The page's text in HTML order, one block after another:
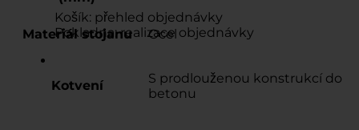
Košík: přehled objednávky
Pokladna: realizace objednávky
Materiál stojanu Ocel
Kotvení
S prodlouženou konstrukcí do
betonu